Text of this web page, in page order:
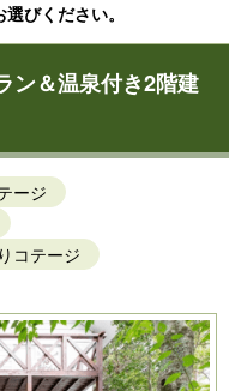
びください。
ン＆温泉付き2階建
ージ
コテージ